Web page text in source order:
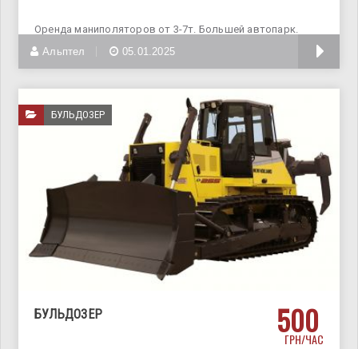
Оренда маниполяторов от 3-7т. Большей автопарк.
Удобная форма оплаты. Заказать
Альптел 05.01.2025
БУЛЬДОЗЕР
БУЛЬДОЗЕР 500
ГРН/ЧАС